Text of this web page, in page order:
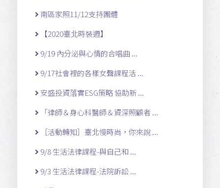
南區家照11/12支持團體
【2020臺北時裝週】
9/19 內分泌與心情的合唱曲 ...
9/17社會裡的各樣女聲課程活 ...
安盛投資落實ESG策略 協助新 ...
「律師＆身心科醫師＆資深照顧者 ...
［活動轉知］臺北慢時尚，你來說 ...
9/8 生活法律課程-與自己和 ...
9/3 生活法律課程-法院訴訟 ...